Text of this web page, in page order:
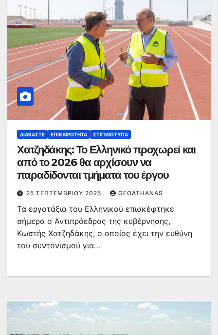
ΔΙΑΒΆΣΤΕ ΕΠΙΚΑΙΡΌΤΗΤΑ ΣΤΙΓΜΙΌΤΥΠΑ
Χατζηδάκης: Το Ελληνικό προχωρεί και
από το 2026 θα αρχίσουν να
παραδίδονται τμήματα του έργου
25 ΣΕΠΤΕΜΒΡΊΟΥ 2025 GEOATHANAS
Τα εργοτάξια του Ελληνικού επισκέφτηκε
σήμερα ο Αντιπρόεδρος της κυβέρνησης,
Κωστής Χατζηδάκης, ο οποίος έχει την ευθύνη
του συντονισμού για…